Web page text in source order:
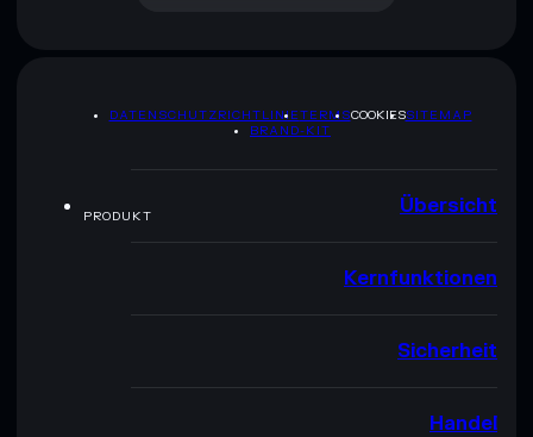
DATENSCHUTZRICHTLINIETERMSCOOKIESSITEMAP
BRAND-KIT
PRODUKT Übersicht
Kernfunktionen
Sicherheit
Handel